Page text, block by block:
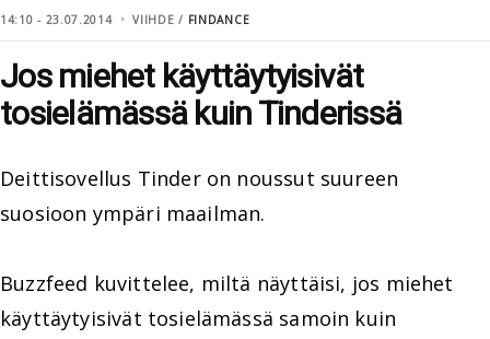
14:10 - 23.07.2014 VIIHDE / FINDANCE
Jos miehet käyttäytyisivät
tosielämässä kuin Tinderissä
Deittisovellus Tinder on noussut suureen
suosioon ympäri maailman.
Buzzfeed kuvittelee, miltä näyttäisi, jos miehet
käyttäytyisivät tosielämässä samoin kuin